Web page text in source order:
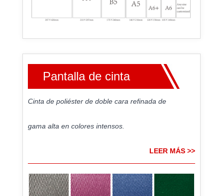
Pantalla de cinta
Cinta de poliéster de doble cara refinada de
gama alta en colores intensos.
LEER MÁS >>